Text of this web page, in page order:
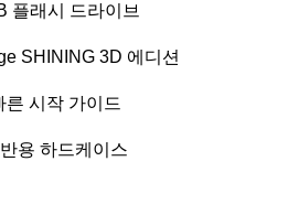
플래시 드라이브
SHINING 3D 에디션
른 시작 가이드
용 하드케이스